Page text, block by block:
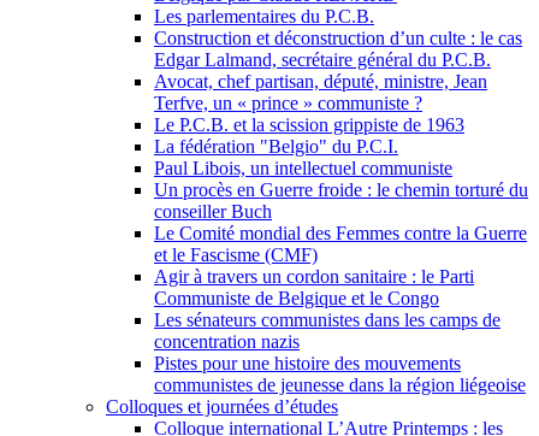
Les parlementaires du P.C.B.
Construction et déconstruction d’un culte : le cas
Edgar Lalmand, secrétaire général du P.C.B.
Avocat, chef partisan, député, ministre, Jean
Terfve, un « prince » communiste ?
Le P.C.B. et la scission grippiste de 1963
La fédération "Belgio" du P.C.I.
Paul Libois, un intellectuel communiste
Un procès en Guerre froide : le chemin torturé du
conseiller Buch
Le Comité mondial des Femmes contre la Guerre
et le Fascisme (CMF)
Agir à travers un cordon sanitaire : le Parti
Communiste de Belgique et le Congo
Les sénateurs communistes dans les camps de
concentration nazis
Pistes pour une histoire des mouvements
communistes de jeunesse dans la région liégeoise
Colloques et journées d’études
Colloque international L’Autre Printemps : les